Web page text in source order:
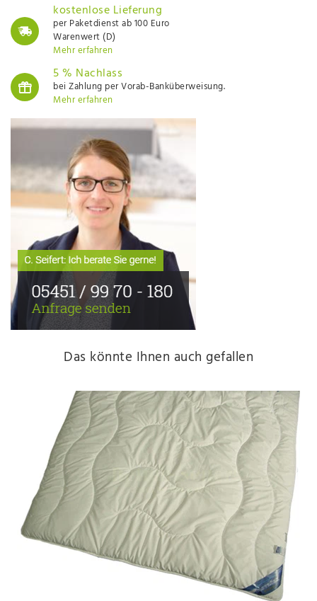
kostenlose Lieferung
per Paketdienst ab 100 Euro
Warenwert (D)
Mehr erfahren
5 % Nachlass
bei Zahlung per Vorab-Banküberweisung.
Mehr erfahren
Das könnte Ihnen auch gefallen